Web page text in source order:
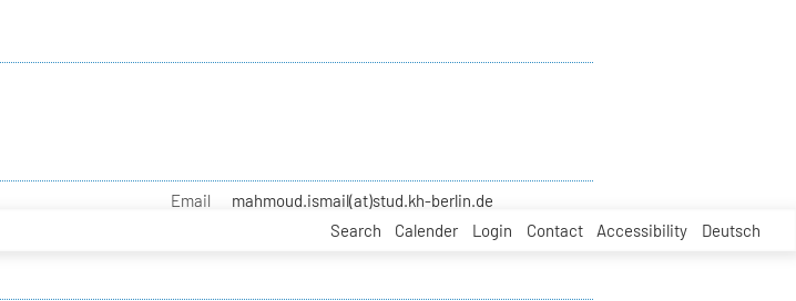
Search Calender Login Contact Accessibility Deutsch
Email mahmoud.ismail(at)stud.kh-berlin.de